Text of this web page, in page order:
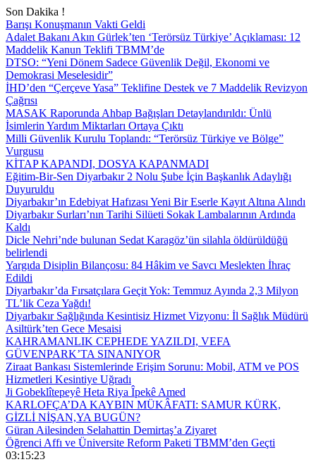
Son Dakika !
Barışı Konuşmanın Vakti Geldi
Adalet Bakanı Akın Gürlek’ten ‘Terörsüz Türkiye’ Açıklaması: 12
Maddelik Kanun Teklifi TBMM’de
DTSO: “Yeni Dönem Sadece Güvenlik Değil, Ekonomi ve
Demokrasi Meselesidir”
İHD’den “Çerçeve Yasa” Teklifine Destek ve 7 Maddelik Revizyon
Çağrısı
MASAK Raporunda Ahbap Bağışları Detaylandırıldı: Ünlü
İsimlerin Yardım Miktarları Ortaya Çıktı
Milli Güvenlik Kurulu Toplandı: “Terörsüz Türkiye ve Bölge”
Vurgusu
KİTAP KAPANDI, DOSYA KAPANMADI
Eğitim-Bir-Sen Diyarbakır 2 Nolu Şube İçin Başkanlık Adaylığı
Duyuruldu
Diyarbakır’ın Edebiyat Hafızası Yeni Bir Eserle Kayıt Altına Alındı
Diyarbakır Surları’nın Tarihi Silüeti Sokak Lambalarının Ardında
Kaldı
Dicle Nehri’nde bulunan Sedat Karagöz’ün silahla öldürüldüğü
belirlendi
Yargıda Disiplin Bilançosu: 84 Hâkim ve Savcı Meslekten İhraç
Edildi
Diyarbakır’da Fırsatçılara Geçit Yok: Temmuz Ayında 2,3 Milyon
TL’lik Ceza Yağdı!
Diyarbakır Sağlığında Kesintisiz Hizmet Vizyonu: İl Sağlık Müdürü
Asiltürk’ten Gece Mesaisi
KAHRAMANLIK CEPHEDE YAZILDI, VEFA
GÜVENPARK’TA SINANIYOR
Ziraat Bankası Sistemlerinde Erişim Sorunu: Mobil, ATM ve POS
Hizmetleri Kesintiye Uğradı
Ji Gobeklîtepeyê Heta Riya Îpekê Amed
KARLOFÇA’DA KAYBIN MÜKÂFATI: SAMUR KÜRK,
GİZLİ NİŞAN,YA BUGÜN?
Güran Ailesinden Selahattin Demirtaş’a Ziyaret
Öğrenci Affı ve Üniversite Reform Paketi TBMM’den Geçti
03:15:23